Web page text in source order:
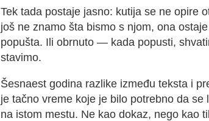
Tek tada postaje jasno: kutija se ne opire
još ne znamo šta bismo s njom, ona
popušta. Ili obrnuto — kada popusti,
stavimo.
Šesnaest godina razlike između teksta i
je tačno vreme koje je bilo potrebno da se
na istom mestu. Ne kao dokaz, nego kao